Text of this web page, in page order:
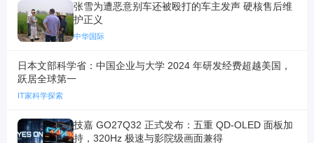
张雪为遭恶意别车还被殴打的车主发声 硬核售后维
护正义
中华国际
日本文部科学省：中国企业与大学 2024 年研发经费超越美国，
跃居全球第一
IT家科学探索
技嘉 GO27Q32 正式发布：五重 QD-OLED 面板加
持，320Hz 极速与影院级画面兼得